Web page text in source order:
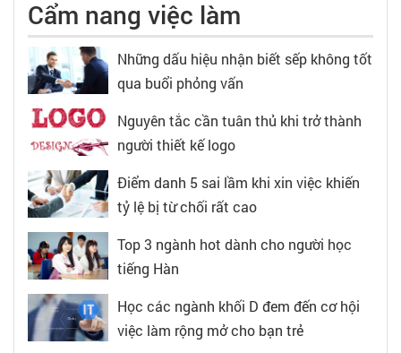
Cẩm nang việc làm
Những dấu hiệu nhận biết sếp không tốt
qua buổi phỏng vấn
Nguyên tắc cần tuân thủ khi trở thành
người thiết kế logo
Điểm danh 5 sai lầm khi xin việc khiến
tỷ lệ bị từ chối rất cao
Top 3 ngành hot dành cho người học
tiếng Hàn
Học các ngành khối D đem đến cơ hội
việc làm rộng mở cho bạn trẻ